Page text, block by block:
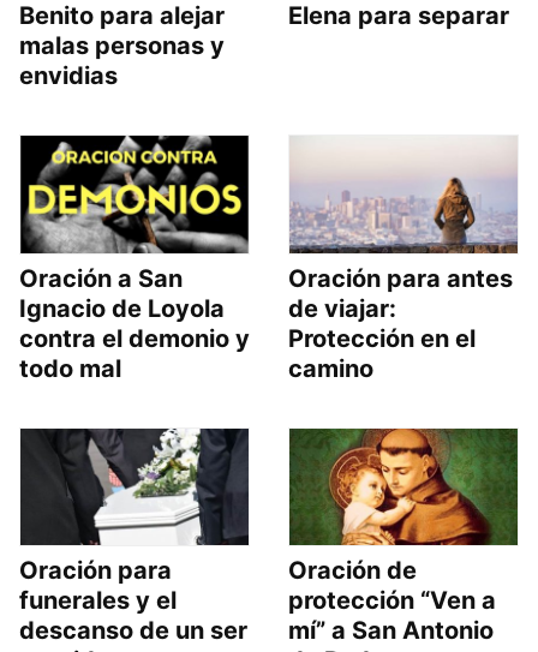
Benito para alejar
malas personas y
envidias
Elena para separar
Oración a San
Ignacio de Loyola
contra el demonio y
todo mal
Oración para antes
de viajar:
Protección en el
camino
Oración para
funerales y el
descanso de un ser
Oración de
protección “Ven a
mí” a San Antonio